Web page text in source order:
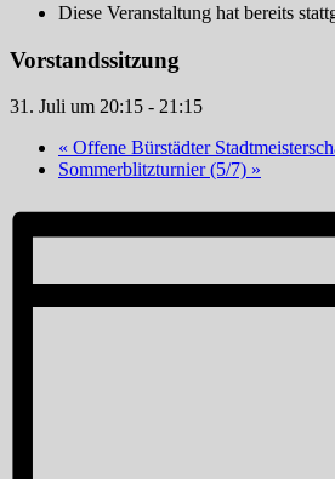
Diese Veranstaltung hat bereits
Vorstandssitzung
31. Juli um 20:15 - 21:15
« Offene Bürstädter
Sommerblitzturnier (5/7) »